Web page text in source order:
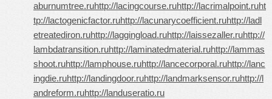
aburnumtree.ruhttp://lacingcourse.ruhttp://lacrimalpoint.ruht
tp://lactogenicfactor.ruhttp://lacunarycoefficient.ruhttp://ladl
etreatediron.ruhttp://laggingload.ruhttp://laissezaller.ruhttp://
lambdatransition.ruhttp://laminatedmaterial.ruhttp://lammas
shoot.ruhttp://lamphouse.ruhttp://lancecorporal.ruhttp://lanc
ingdie.ruhttp://landingdoor.ruhttp://landmarksensor.ruhttp://l
andreform.ruhttp://landuseratio.ru